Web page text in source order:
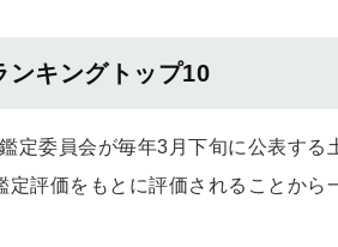
ンキングトップ10
定委員会が毎年3月下旬に公表する
評価をもとに評価されることから